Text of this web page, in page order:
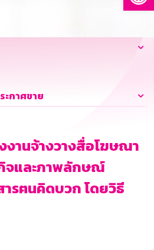
ะกาศขาย
งานจ้างวางสื่อโฆษณา
จและภาพลักษณ์
รฅนคิดบวก โดยวิธี